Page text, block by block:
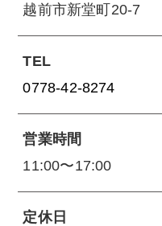
越前市新堂町20-7
TEL
0778-42-8274
営業時間
11:00〜17:00
定休日